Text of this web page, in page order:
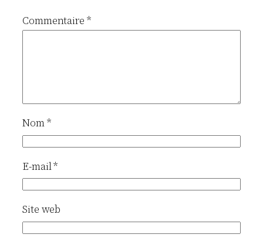
Commentaire *
Nom*
E-mail*
Site web